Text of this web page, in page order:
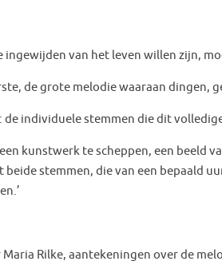
ingewijden van het leven willen zijn,
de grote melodie waaraan dingen,
de individuele stemmen die dit
kunstwerk te scheppen, een beeld
beide stemmen, die van een bepaald
Maria Rilke, aantekeningen over de